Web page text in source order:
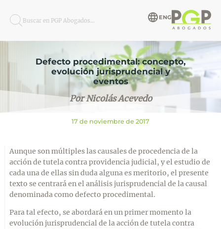
Buscar en PGP Abogados... ENG
Defecto procedimental: concepto,
evolución jurisprudencial y
eventos
Por Nicolás Acevedo
17 de noviembre de 2017
Aunque son múltiples las causales de procedencia de la
acción de tutela contra providencia judicial, y el estudio de
cada una de ellas sin duda alguna es meritorio, el presente
texto se centrará en el análisis jurisprudencial de la causal
denominada como defecto procedimental.
Para tal efecto, se abordará en un primer momento la
evolución jurisprudencial de la acción de tutela contra